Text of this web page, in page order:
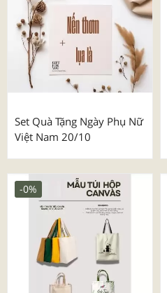
Set Quà Tặng Ngày Phụ Nữ
Việt Nam 20/10
-0%